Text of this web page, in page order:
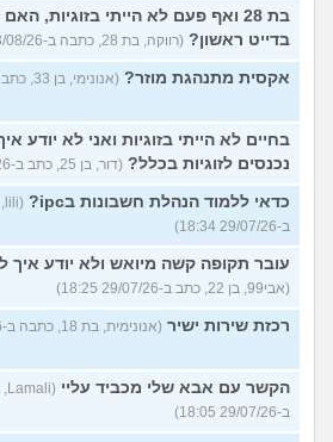
בת 28 ואף פעם לא הייתי בזוגיות,
בדייט ראשון? (רווקה, בת 28, כתבה ב-03/08/26 15:23)
אקסית מתנהגת מוזר? (אנונימי, בן 33, כתב ב-03/08/26 15:14)
בחיים לא הייתי בזוגיות ואני לא יודע
נכנסים לזוגיות בכלל? (דור, בן 25, כתב ב-29/07/26 18:43)
כדאי ללמוד הנהלת חשבונות בipc?
ב-29/07/26 18:34)
עובר תקופה קשה מיואש ולא יודע איך
(אבי99, בן 22, כתב ב-29/07/26 18:25)
רכזת שירות ישיר (אנונימית, בת 18, כתבה ב-29/07/26 18:16)
הקשר עם אבא שלי מכביד עליי
ב-29/07/26 18:05)